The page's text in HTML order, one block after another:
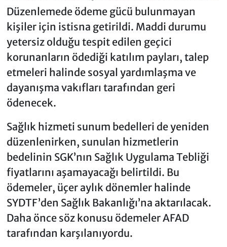
Düzenlemede ödeme gücü bulunmayan
kişiler için istisna getirildi. Maddi durumu
yetersiz olduğu tespit edilen geçici
korunanların ödediği katılım payları, talep
etmeleri halinde sosyal yardımlaşma ve
dayanışma vakıfları tarafından geri
ödenecek.
Sağlık hizmeti sunum bedelleri de yeniden
düzenlenirken, sunulan hizmetlerin
bedelinin SGK’nın Sağlık Uygulama Tebliği
fiyatlarını aşamayacağı belirtildi. Bu
ödemeler, üçer aylık dönemler halinde
SYDTF’den Sağlık Bakanlığı’na aktarılacak.
Daha önce söz konusu ödemeler AFAD
tarafından karşılanıyordu.